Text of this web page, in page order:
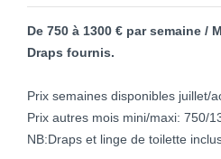
De 750 à 1300 € par semaine /
Draps fournis.
Prix semaines disponibles juillet/
Prix autres mois mini/maxi: 750/
NB:Draps et linge de toilette